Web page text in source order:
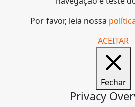
Por favor, leia nossa
ACEITAR
Fechar
Privacy